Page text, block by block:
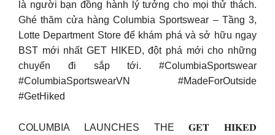
là người bạn đồng hành lý tưởng cho mọi thử thách.
Ghé thăm cửa hàng Columbia Sportswear – Tầng 3,
Lotte Department Store để khám phá và sở hữu ngay
BST mới nhất GET HIKED, đột phá mới cho những
chuyến đi sắp tới. #ColumbiaSportswear
#ColumbiaSportswearVN #MadeForOutside
#GetHiked
COLUMBIA LAUNCHES THE 𝐆𝐄𝐓 𝐇𝐈𝐊𝐄𝐃